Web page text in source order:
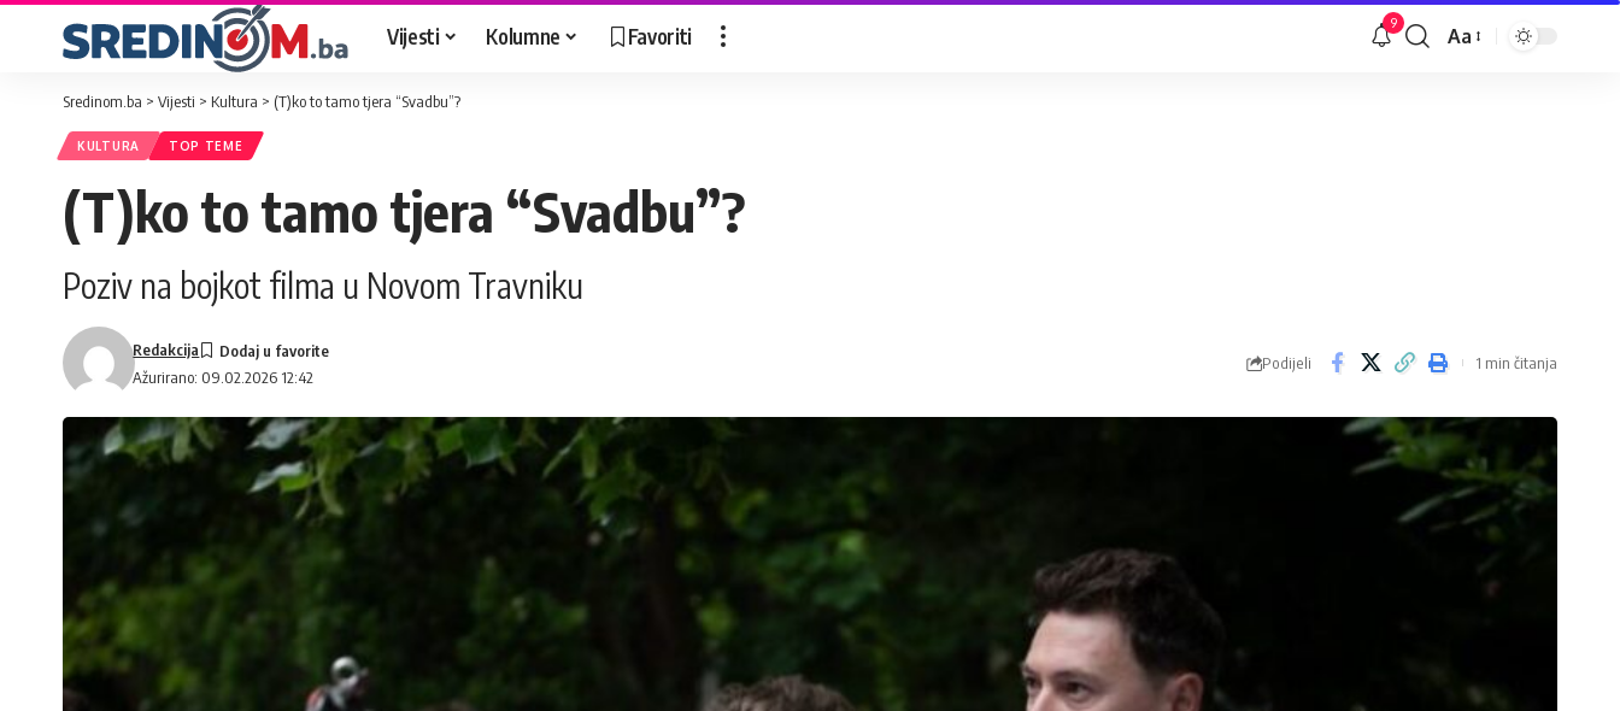
Vijesti Kolumne Favoriti 9
Veličina
Aa
Sredinom.ba > Vijesti > Kultura > (T)ko to tamo tjera “Svadbu”?
KULTURA TOP TEME
(T)ko to tamo tjera “Svadbu”?
Poziv na bojkot filma u Novom Travniku
Ažurirano: 09.02.2026 12:42
Redakcija
Podijeli 1 min čitanja